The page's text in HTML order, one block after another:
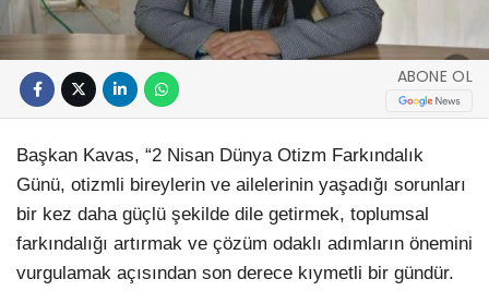
ABONE OL
Başkan Kavas, “2 Nisan Dünya Otizm Farkındalık
Günü, otizmli bireylerin ve ailelerinin yaşadığı sorunları
bir kez daha güçlü şekilde dile getirmek, toplumsal
farkındalığı artırmak ve çözüm odaklı adımların önemini
vurgulamak açısından son derece kıymetli bir gündür.